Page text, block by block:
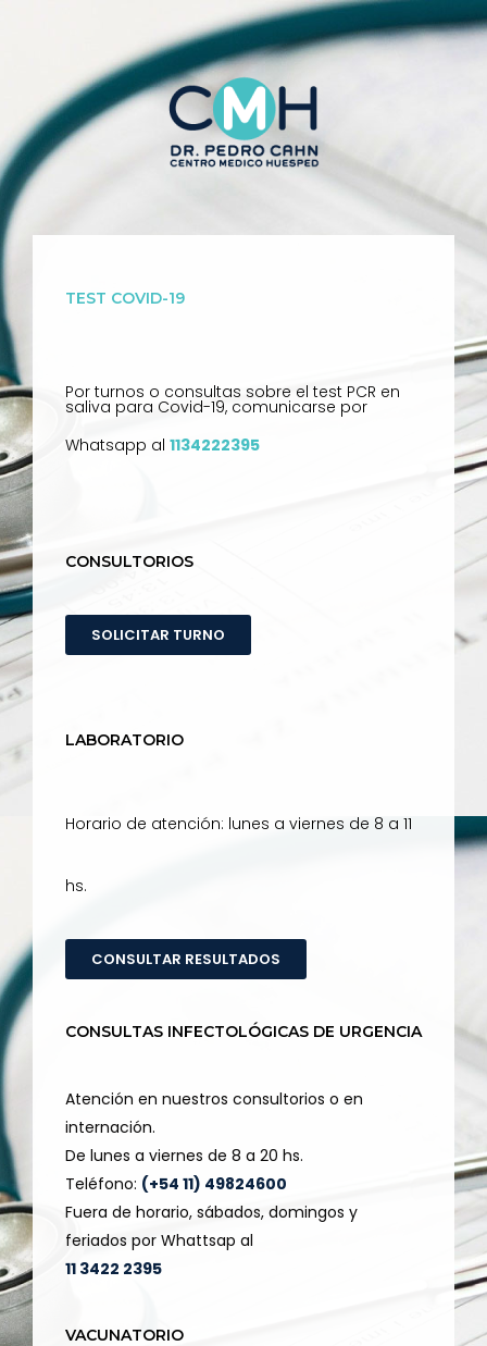
TEST COVID-19
Por turnos o consultas sobre el test PCR en
saliva para Covid-19, comunicarse por
Whatsapp al 1134222395
CONSULTORIOS
SOLICITAR TURNO
LABORATORIO
Horario de atención: lunes a viernes de 8 a 11
hs.
CONSULTAR RESULTADOS
CONSULTAS INFECTOLÓGICAS DE URGENCIA
Atención en nuestros consultorios o en
internación.
De lunes a viernes de 8 a 20 hs.
Teléfono: (+54 11) 49824600
Fuera de horario, sábados, domingos y
feriados por Whattsap al
11 3422 2395
VACUNATORIO